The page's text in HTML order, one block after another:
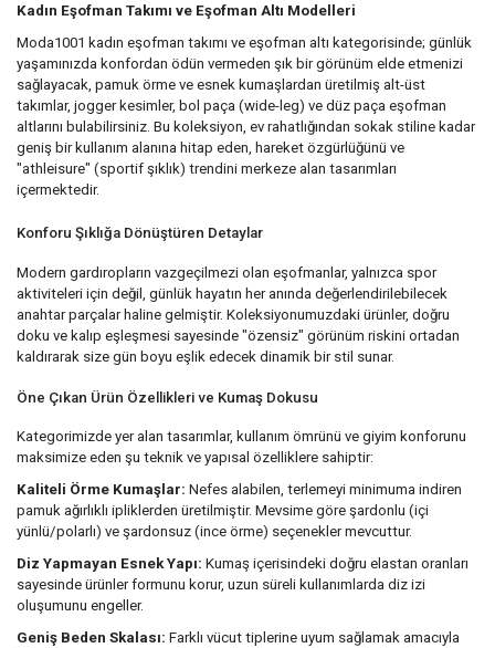
Kadın Eşofman Takımı ve Eşofman Altı Modelleri
Moda1001 kadın eşofman takımı ve eşofman altı kategorisinde; günlük
yaşamınızda konfordan ödün vermeden şık bir görünüm elde etmenizi
sağlayacak, pamuk örme ve esnek kumaşlardan üretilmiş alt-üst
takımlar, jogger kesimler, bol paça (wide-leg) ve düz paça eşofman
altlarını bulabilirsiniz. Bu koleksiyon, ev rahatlığından sokak stiline kadar
geniş bir kullanım alanına hitap eden, hareket özgürlüğünü ve
"athleisure" (sportif şıklık) trendini merkeze alan tasarımları
içermektedir.
Konforu Şıklığa Dönüştüren Detaylar
Modern gardıropların vazgeçilmezi olan eşofmanlar, yalnızca spor
aktiviteleri için değil, günlük hayatın her anında değerlendirilebilecek
anahtar parçalar haline gelmiştir. Koleksiyonumuzdaki ürünler, doğru
doku ve kalıp eşleşmesi sayesinde "özensiz" görünüm riskini ortadan
kaldırarak size gün boyu eşlik edecek dinamik bir stil sunar.
Öne Çıkan Ürün Özellikleri ve Kumaş Dokusu
Kategorimizde yer alan tasarımlar, kullanım ömrünü ve giyim konforunu
maksimize eden şu teknik ve yapısal özelliklere sahiptir:
Kaliteli Örme Kumaşlar: Nefes alabilen, terlemeyi minimuma indiren
pamuk ağırlıklı ipliklerden üretilmiştir. Mevsime göre şardonlu (içi
yünlü/polarlı) ve şardonsuz (ince örme) seçenekler mevcuttur.
Diz Yapmayan Esnek Yapı: Kumaş içerisindeki doğru elastan oranları
sayesinde ürünler formunu korur, uzun süreli kullanımlarda diz izi
oluşumunu engeller.
Geniş Beden Skalası: Farklı vücut tiplerine uyum sağlamak amacıyla